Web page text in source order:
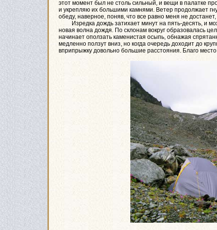
этот момент был не столь сильный, и вещи в палатке
и укрепляю их большими камнями. Ветер продолжает
обеду, наверное, поняв, что все равно меня не
Изредка дождь затихает минут на пять-десять, и
новая волна дождя. По склонам вокруг образовалась
начинает оползать каменистая осыпь, обнажая
медленно ползут вниз, но когда очередь доходит до
вприпрыжку довольно большие расстояния. Благо